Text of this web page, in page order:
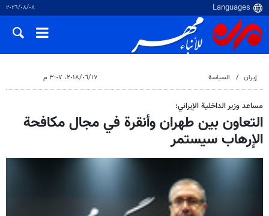
٠٨‏/٠٨‏/٢٠٢٦
إيران السياسة ١٧‏/٠٦‏/٢٠١٨، ٣:٠٧ م
مساعد وزير الداخلية الإيراني:
التعاون بين طهران وأنقرة في مجال مكافحة
الإرهاب سيستمر